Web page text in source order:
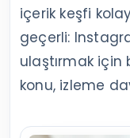
içerik keşfi
geçerli:
ulaştırmak
konu, izleme